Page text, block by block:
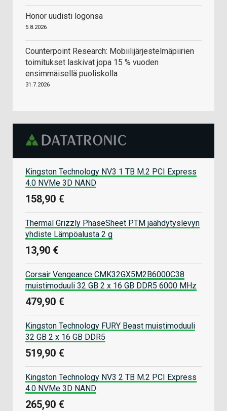
Honor uudisti logonsa
5.8.2026
Counterpoint Research: Mobiilijärjestelmäpiirien
toimitukset laskivat jopa 15 % vuoden
ensimmäisellä puoliskolla
31.7.2026
Kingston Technology NV3 1 TB M.2 PCI Express
4.0 NVMe 3D NAND
158,90 €
Thermal Grizzly PhaseSheet PTM jäähdytyslevyn
yhdiste Lämpöalusta 2 g
13,90 €
Corsair Vengeance CMK32GX5M2B6000C38
muistimoduuli 32 GB 2 x 16 GB DDR5 6000 MHz
479,90 €
Kingston Technology FURY Beast muistimoduuli
32 GB 2 x 16 GB DDR5
519,90 €
Kingston Technology NV3 2 TB M.2 PCI Express
4.0 NVMe 3D NAND
265,90 €